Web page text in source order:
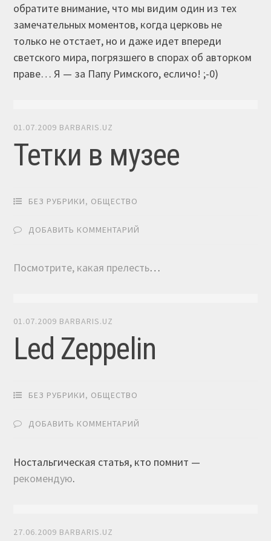
обратите внимание, что мы видим один из тех
замечательных моментов, когда церковь не
только не отстает, но и даже идет впереди
светского мира, погрязшего в спорах об авторком
праве… Я — за Папу Римского, есличо! ;-0)
01.07.2009 BARBARIS.UZ
Тетки в музее
БЕЗ РУБРИКИ, ОБЩЕСТВО
ДОБАВИТЬ КОММЕНТАРИЙ
Посмотрите, какая прелесть…
01.07.2009 BARBARIS.UZ
Led Zeppelin
БЕЗ РУБРИКИ, ОБЩЕСТВО
ДОБАВИТЬ КОММЕНТАРИЙ
Ностальгическая статья, кто помнит —
рекомендую.
27.06.2009 BARBARIS.UZ